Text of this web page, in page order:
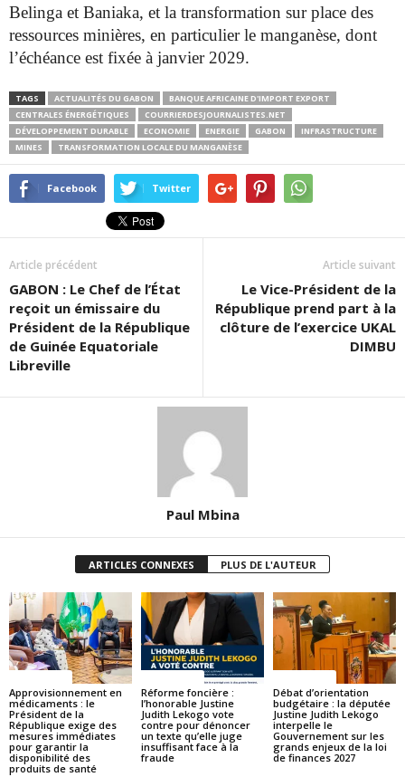
Belinga et Baniaka, et la transformation sur place des
ressources minières, en particulier le manganèse, dont
l’échéance est fixée à janvier 2029.
TAGS ACTUALITÉS DU GABON
BANQUE AFRICAINE D'IMPORT EXPORT
CENTRALES ÉNERGÉTIQUES
COURRIERDESJOURNALISTES.NET
DÉVELOPPEMENT DURABLE
ECONOMIE ENERGIE GABON
INFRASTRUCTURE
MINES
TRANSFORMATION LOCALE DU MANGANÈSE
Facebook Twitter
Article précédent
GABON : Le Chef de l’État
reçoit un émissaire du
Président de la République
de Guinée Equatoriale
Libreville
Article suivant
Le Vice-Président de la
République prend part à la
clôture de l’exercice UKAL
DIMBU
Paul Mbina
ARTICLES CONNEXES PLUS DE L'AUTEUR
Approvisionnement en
médicaments : le
Président de la
République exige des
mesures immédiates
pour garantir la
disponibilité des
produits de santé
Réforme foncière :
l’honorable Justine
Judith Lekogo vote
contre pour dénoncer
un texte qu’elle juge
insuffisant face à la
fraude
Débat d’orientation
budgétaire : la députée
Justine Judith Lekogo
interpelle le
Gouvernement sur les
grands enjeux de la loi
de finances 2027